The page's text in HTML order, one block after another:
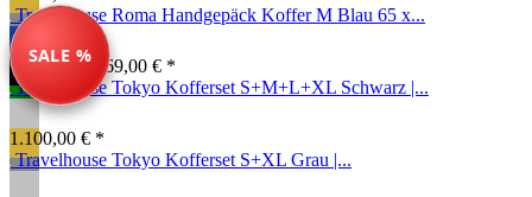
SALE %
Travelhouse Roma Handgepäck Koffer M Blau 65 x...
134,99 € *
169,00 € *
Travelhouse Tokyo Kofferset S+M+L+XL Schwarz |...
1.100,00 € *
Travelhouse Tokyo Kofferset S+XL Grau |...